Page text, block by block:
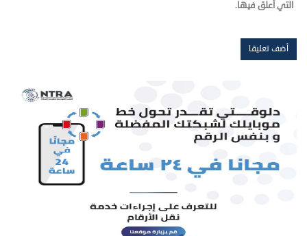
التي أعلق فيها.